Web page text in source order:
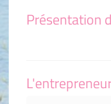
Présentation